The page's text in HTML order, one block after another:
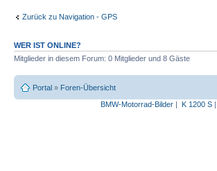
Zurück zu Navigation - GPS
WER IST ONLINE?
Mitglieder in diesem Forum: 0 Mitglieder und 8 Gäste
Portal » Foren-Übersicht
BMW-Motorrad-Bilder| K 1200 S|